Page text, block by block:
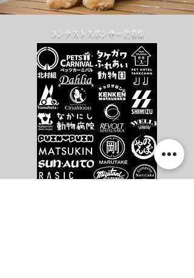
コンテストスポンサー企業様